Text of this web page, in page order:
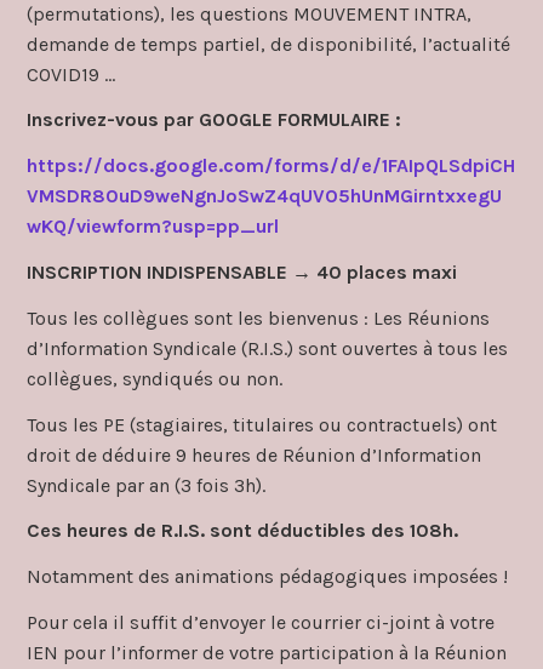
(permutations), les questions MOUVEMENT INTRA,
demande de temps partiel, de disponibilité, l’actualité
COVID19 …
Inscrivez-vous par GOOGLE FORMULAIRE :
https://docs.google.com/forms/d/e/1FAIpQLSdpiCH
VMSDR80uD9weNgnJoSwZ4qUVO5hUnMGirntxxegU
wKQ/viewform?usp=pp_url
INSCRIPTION INDISPENSABLE → 40 places maxi
Tous les collègues sont les bienvenus : Les Réunions
d’Information Syndicale (R.I.S.) sont ouvertes à tous les
collègues, syndiqués ou non.
Tous les PE (stagiaires, titulaires ou contractuels) ont
droit de déduire 9 heures de Réunion d’Information
Syndicale par an (3 fois 3h).
Ces heures de R.I.S. sont déductibles des 108h.
Notamment des animations pédagogiques imposées !
Pour cela il suffit d’envoyer le courrier ci-joint à votre
IEN pour l’informer de votre participation à la Réunion